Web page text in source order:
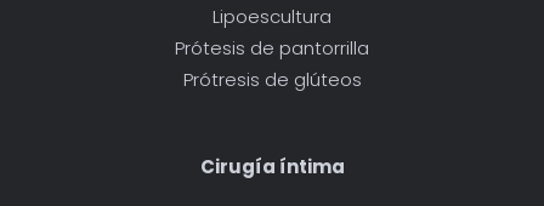
Lipoescultura
Prótesis de pantorrilla
Prótresis de glúteos
Cirugía íntima